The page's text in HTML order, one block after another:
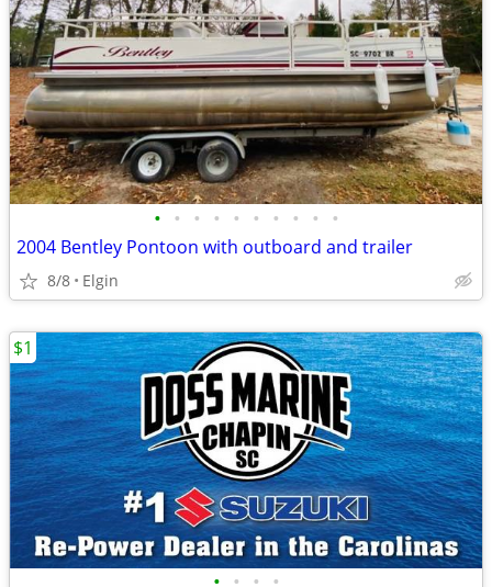
• • • • • • • • • •
2004 Bentley Pontoon with outboard and trailer
8/8 Elgin
• • • •
$1